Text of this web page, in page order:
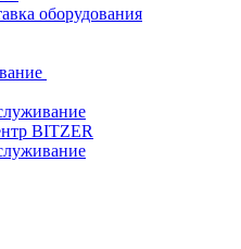
оборудования
BITZER